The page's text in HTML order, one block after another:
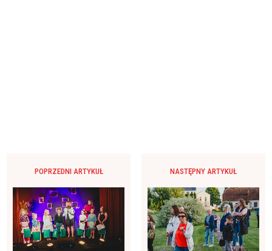
POPRZEDNI ARTYKUŁ NASTĘPNY ARTYKUŁ